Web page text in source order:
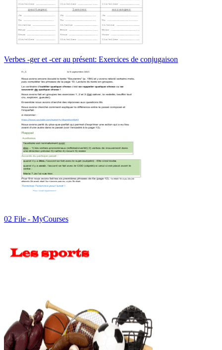
Verbes -ger et -cer au présent: Exercices de conjugaison
02 File - MyCourses